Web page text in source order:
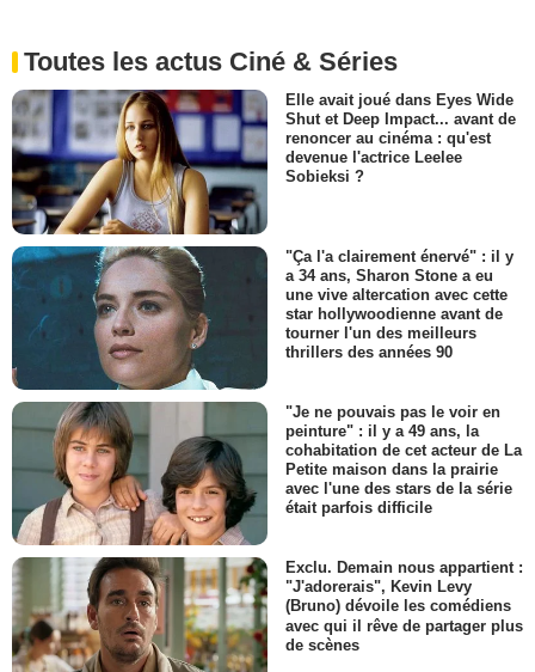
Toutes les actus Ciné & Séries
Elle avait joué dans Eyes Wide
Shut et Deep Impact... avant de
renoncer au cinéma : qu'est
devenue l'actrice Leelee
Sobieksi ?
"Ça l'a clairement énervé" : il y
a 34 ans, Sharon Stone a eu
une vive altercation avec cette
star hollywoodienne avant de
tourner l'un des meilleurs
thrillers des années 90
"Je ne pouvais pas le voir en
peinture" : il y a 49 ans, la
cohabitation de cet acteur de La
Petite maison dans la prairie
avec l'une des stars de la série
était parfois difficile
Exclu. Demain nous appartient :
"J'adorerais", Kevin Levy
(Bruno) dévoile les comédiens
avec qui il rêve de partager plus
de scènes